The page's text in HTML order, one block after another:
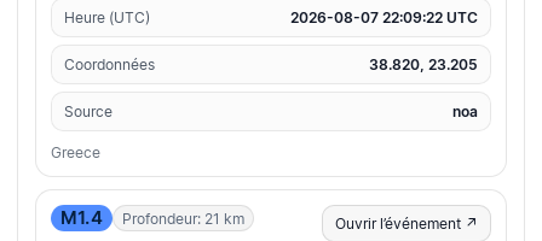
Heure (UTC) 2026-08-07 22:09:22 UTC
Coordonnées 38.820, 23.205
Source noa
Greece
M1.4 Profondeur: 21 km Ouvrir l’événement ↗